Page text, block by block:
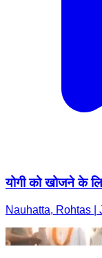
योगी को खोजने के
Nauhatta, Rohtas |